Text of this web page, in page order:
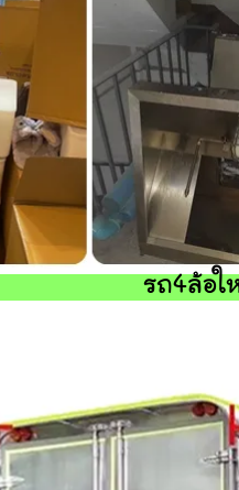
รถ4ล้อใ